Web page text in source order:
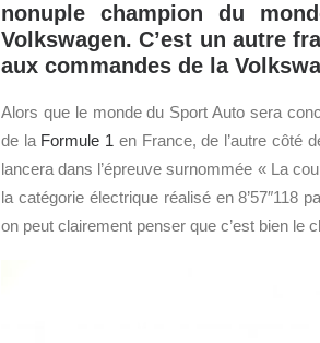
nonuple champion du
Volkswagen. C’est un autre
aux commandes de la
Alors que le monde du Sport Auto sera
de la Formule 1 en France, de l’autre côté
lancera dans l’épreuve surnommée « La
la catégorie électrique réalisé en 8’57″118
on peut clairement penser que c’est bien le